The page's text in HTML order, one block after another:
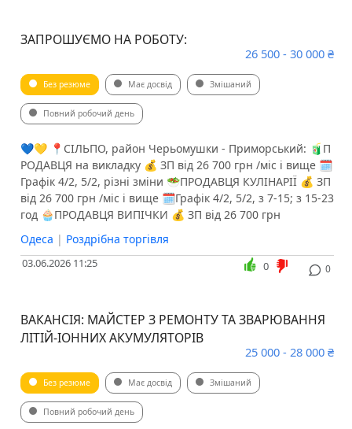
ЗАПРОШУЄМО НА РОБОТУ:
26 500 - 30 000 ₴
Без резюме Має досвід Змішаний
Повний робочий день
💙💛 📍СІЛЬПО, район Черьомушки - Приморський: 🧃П
РОДАВЦЯ на викладку 💰 ЗП від 26 700 грн /міс і вище 🗓️
Графік 4/2, 5/2, різні зміни 🥗ПРОДАВЦЯ КУЛІНАРІЇ 💰 ЗП
від 26 700 грн /міс і вище 🗓️Графік 4/2, 5/2, з 7-15; з 15-23
год 🧁ПРОДАВЦЯ ВИПІЧКИ 💰 ЗП від 26 700 грн
Одеса | Роздрібна торгівля
03.06.2026 11:25 0
0
ВАКАНСІЯ: МАЙСТЕР З РЕМОНТУ ТА ЗВАРЮВАННЯ
ЛІТІЙ-ІОННИХ АКУМУЛЯТОРІВ
25 000 - 28 000 ₴
Без резюме Має досвід Змішаний
Повний робочий день